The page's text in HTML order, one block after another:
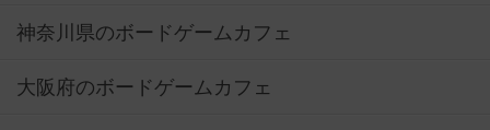
神奈川県のボードゲームカフェ
大阪府のボードゲームカフェ